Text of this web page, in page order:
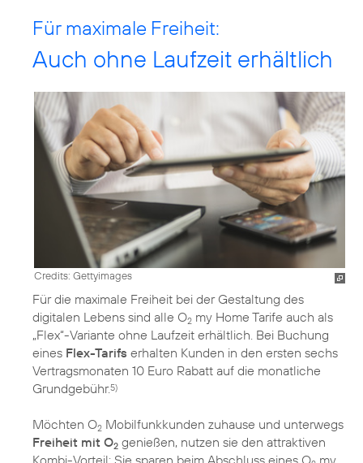
Für maximale Freiheit:
Auch ohne Laufzeit erhältlich
Credits: Gettyimages
Für die maximale Freiheit bei der Gestaltung des
digitalen Lebens sind alle O2 my Home Tarife auch als
„Flex“-Variante ohne Laufzeit erhältlich. Bei Buchung
eines Flex-Tarifs erhalten Kunden in den ersten sechs
Vertragsmonaten 10 Euro Rabatt auf die monatliche
Grundgebühr.5)
Möchten O2 Mobilfunkkunden zuhause und unterwegs
Freiheit mit O2 genießen, nutzen sie den attraktiven
Kombi-Vorteil: Sie sparen beim Abschluss eines O my